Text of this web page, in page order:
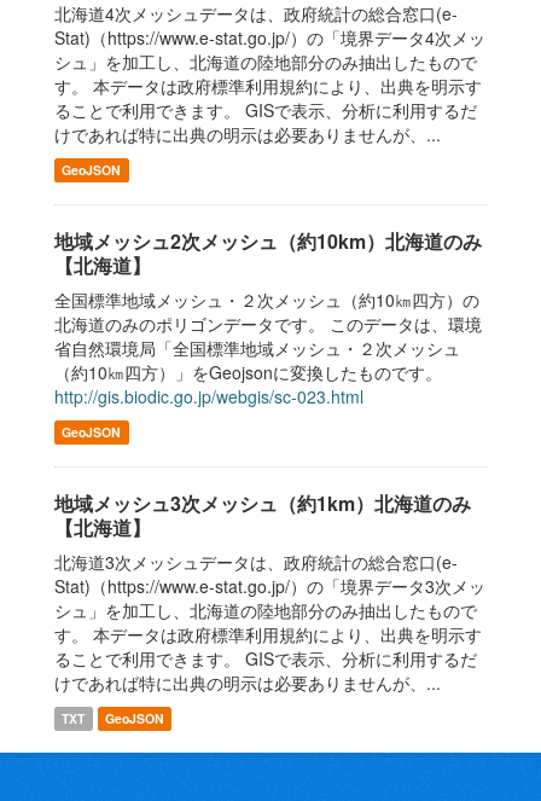
北海道4次メッシュデータは、政府統計の総合窓口(e-
Stat)（https://www.e-stat.go.jp/）の「境界データ4次メッ
シュ」を加工し、北海道の陸地部分のみ抽出したもので
す。 本データは政府標準利用規約により、出典を明示す
ることで利用できます。 GISで表示、分析に利用するだ
けであれば特に出典の明示は必要ありませんが、...
GeoJSON
地域メッシュ2次メッシュ（約10km）北海道のみ
【北海道】
全国標準地域メッシュ・２次メッシュ（約10㎞四方）の
北海道のみのポリゴンデータです。 このデータは、環境
省自然環境局「全国標準地域メッシュ・２次メッシュ
（約10㎞四方）」をGeojsonに変換したものです。
http://gis.biodic.go.jp/webgis/sc-023.html
GeoJSON
地域メッシュ3次メッシュ（約1km）北海道のみ
【北海道】
北海道3次メッシュデータは、政府統計の総合窓口(e-
Stat)（https://www.e-stat.go.jp/）の「境界データ3次メッ
シュ」を加工し、北海道の陸地部分のみ抽出したもので
す。 本データは政府標準利用規約により、出典を明示す
ることで利用できます。 GISで表示、分析に利用するだ
けであれば特に出典の明示は必要ありませんが、...
TXT GeoJSON